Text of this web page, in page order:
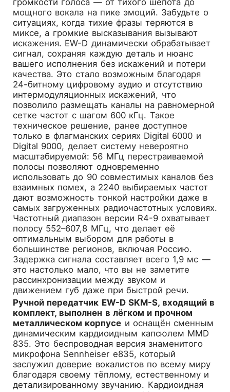
мощного вокала на пике эмоций. Забудьте о
ситуациях, когда тихие фразы теряются в
миксе, а громкие высказывания вызывают
искажения. EW-D динамически обрабатывает
сигнал, сохраняя каждую деталь и нюанс
вашего исполнения без искажений и потери
качества. Это стало возможным благодаря
24-битному цифровому аудио и отсутствию
интермодуляционных искажений, что
позволило размещать каналы на равномерной
сетке частот с шагом 600 кГц. Такое
техническое решение, ранее доступное
только в флагманских сериях Digital 6000 и
Digital 9000, делает систему невероятно
масштабируемой: 56 МГц перестраиваемой
полосы позволяют одновременно
использовать до 90 совместимых каналов без
взаимных помех, а 2240 выбираемых частот
дают возможность тонкой настройки даже в
самых загруженных радиочастотных условиях.
Частотный диапазон версии R4-9 охватывает
полосу 552–607,8 МГц, что делает её
оптимальным выбором для работы в
большинстве регионов, включая Россию.
Задержка сигнала составляет всего 1,9 мс —
это настолько мало, что вы не заметите
рассинхронизации между звуком и
движением губ даже при быстрой речи.
Ручной передатчик EW-D SKM-S, входящий в
комплект, выполнен в лёгком и прочном
металлическом корпусе и оснащён сменным
динамическим кардиоидным капсюлем MMD
835. Это беспроводная версия знаменитого
микрофона Sennheiser e835, который
заслужил доверие вокалистов по всему миру
благодаря своему тёплому, естественному и
детализированному звучанию. Кардиоидная